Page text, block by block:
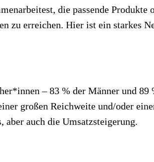
die passende Produkte
zu erreichen. Hier ist ein starkes
– 83 % der Männer und 89
großen Reichweite und/oder
auch die Umsatzsteigerung.